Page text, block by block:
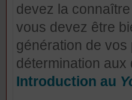
devez la
vous devez être
génération de
détermination aux
Introduction au